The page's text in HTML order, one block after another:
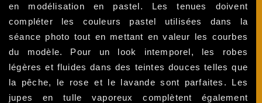
en modélisation en pastel. Les tenues doivent
compléter les couleurs pastel utilisées dans la
séance photo tout en mettant en valeur les courbes
du modèle. Pour un look intemporel, les robes
légères et fluides dans des teintes douces telles que
la pêche, le rose et le lavande sont parfaites. Les
jupes en tulle vaporeux complètent également